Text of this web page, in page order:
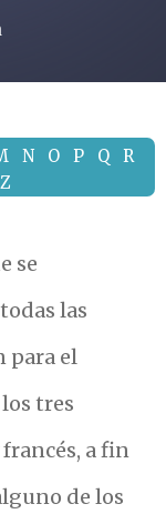
N O P Q
R
Z
se
las
para el
tres
a fin
de los